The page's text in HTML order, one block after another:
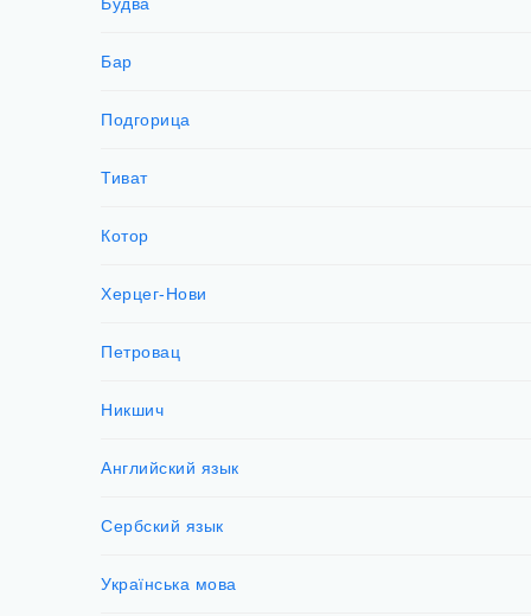
Бар
Подгорица
Тиват
Котор
Херцег-Нови
Петровац
Никшич
Английский язык
Сербский язык
Українська мова